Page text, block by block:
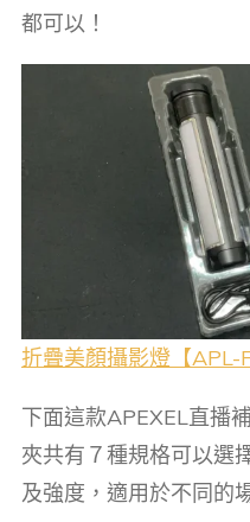
都可以！
折疊美顏攝影燈【APL-
下面這款APEXEL直播
夾共有７種規格可以選
及強度，適用於不同的